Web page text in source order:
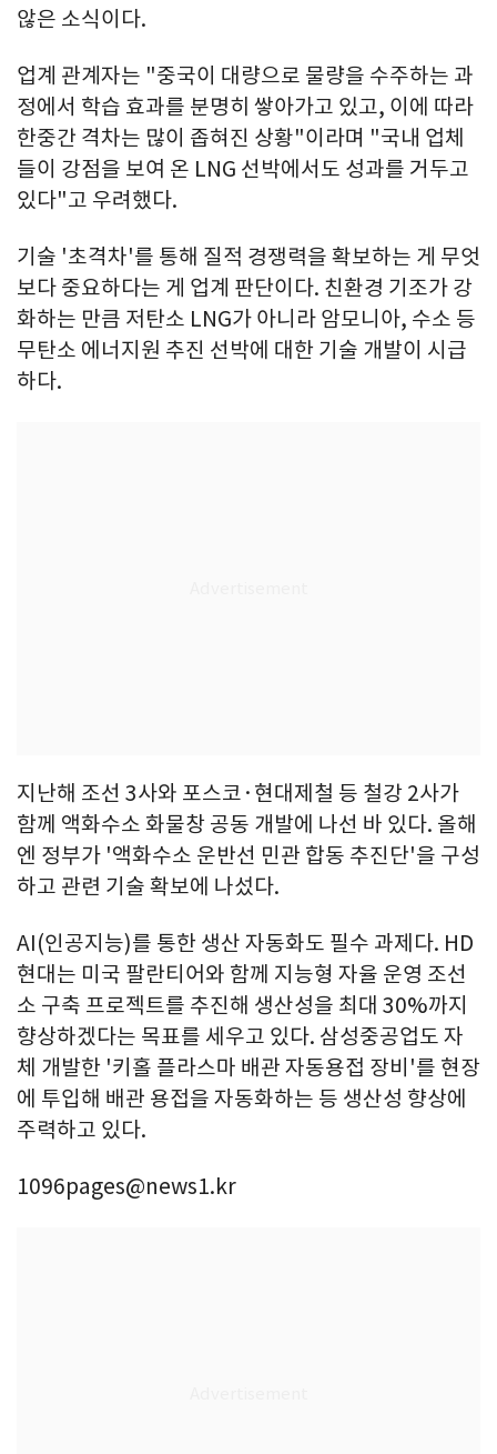
않은 소식이다.
업계 관계자는 "중국이 대량으로 물량을 수주하는 과
정에서 학습 효과를 분명히 쌓아가고 있고, 이에 따라
한중간 격차는 많이 좁혀진 상황"이라며 "국내 업체
들이 강점을 보여 온 LNG 선박에서도 성과를 거두고
있다"고 우려했다.
기술 '초격차'를 통해 질적 경쟁력을 확보하는 게 무엇
보다 중요하다는 게 업계 판단이다. 친환경 기조가 강
화하는 만큼 저탄소 LNG가 아니라 암모니아, 수소 등
무탄소 에너지원 추진 선박에 대한 기술 개발이 시급
하다.
지난해 조선 3사와 포스코·현대제철 등 철강 2사가
함께 액화수소 화물창 공동 개발에 나선 바 있다. 올해
엔 정부가 '액화수소 운반선 민관 합동 추진단'을 구성
하고 관련 기술 확보에 나섰다.
AI(인공지능)를 통한 생산 자동화도 필수 과제다. HD
현대는 미국 팔란티어와 함께 지능형 자율 운영 조선
소 구축 프로젝트를 추진해 생산성을 최대 30%까지
향상하겠다는 목표를 세우고 있다. 삼성중공업도 자
체 개발한 '키홀 플라스마 배관 자동용접 장비'를 현장
에 투입해 배관 용접을 자동화하는 등 생산성 향상에
주력하고 있다.
1096pages@news1.kr